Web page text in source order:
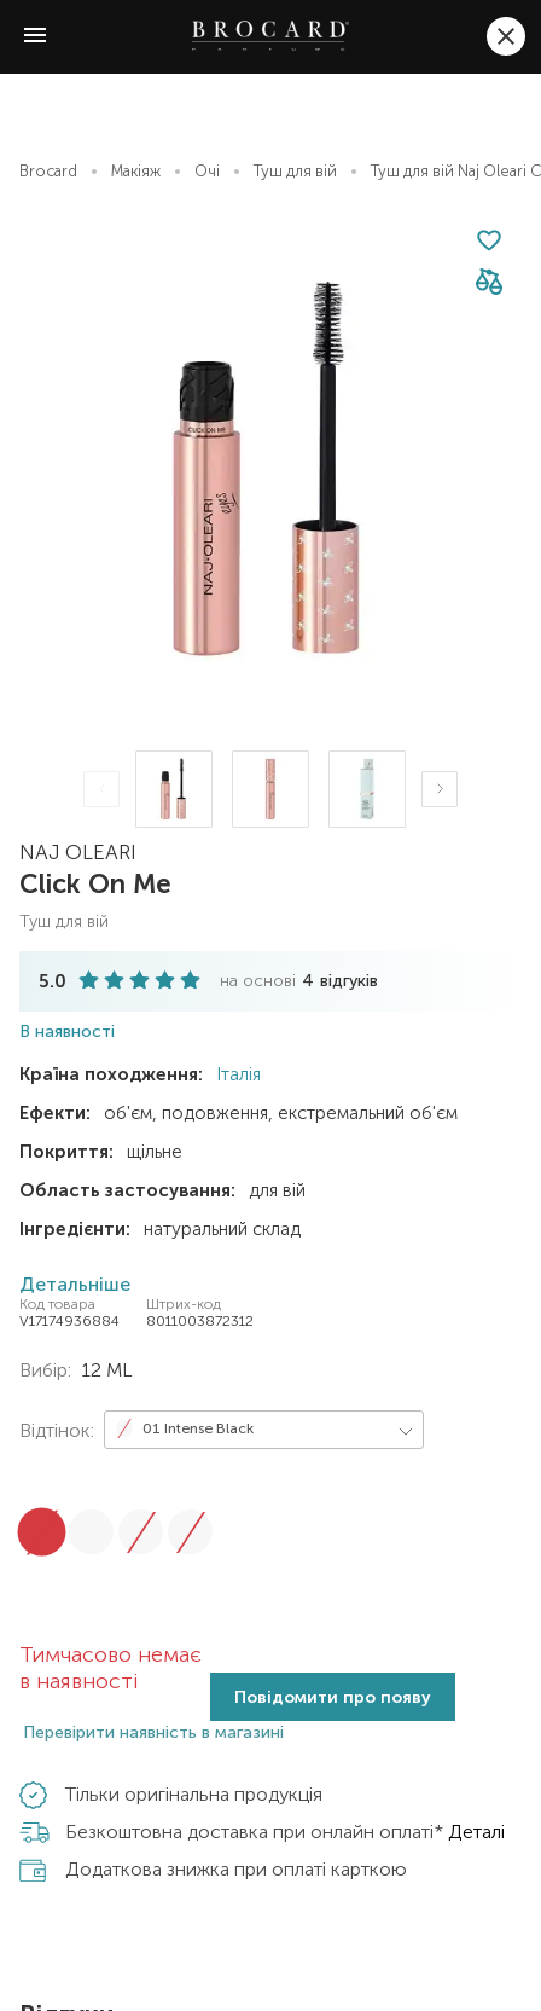
Brocard Макіяж Очі Туш для вій Туш для вій Naj Oleari
NAJ OLEARI
Click On Me
туш для вій
5.0 на основі 4 відгуків
В наявності
Країна походження:
Італія
Ефекти:
об'єм подовження екстремальний об'єм
Покриття:
щільне
Область застосування:
для вій
Інгредієнти:
натуральний склад
Детальніше
Код товара
V17174936884
Штрих-код
8011003872312
Вибір: 12 ML
Відтінок: 01 Intense Black
Тимчасово немає
в наявності
Повідомити про появу
Перевірити наявність в магазині
Тільки оригінальна продукція
Безкоштовна доставка при онлайн оплаті* Деталі
Додаткова знижка при оплаті карткою